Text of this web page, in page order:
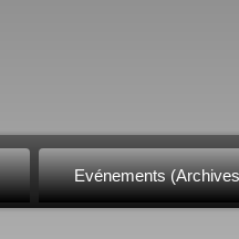
Evénements